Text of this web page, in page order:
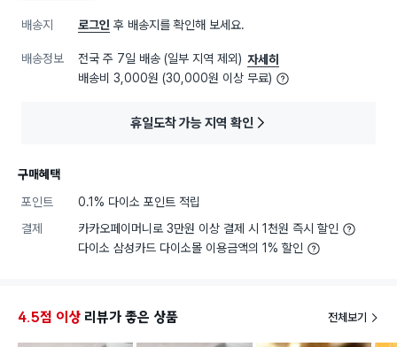
배송지 로그인 후 배송지를 확인해 보세요.
배송정보 전국 주 7일 배송 (일부 지역 제외) 자세히
배송비 3,000원 (30,000원 이상 무료)
휴일도착 가능 지역 확인
구매혜택
포인트
0.1% 다이소 포인트 적립
결제
카카오페이머니로 3만원 이상 결제 시 1천원 즉시 할인
다이소 삼성카드 다이소몰 이용금액의 1% 할인
4.5점 이상 리뷰가 좋은 상품 전체보기